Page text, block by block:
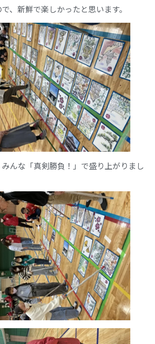
、新鮮で楽しかったと思います。
んな「真剣勝負！」で盛り上がりまし